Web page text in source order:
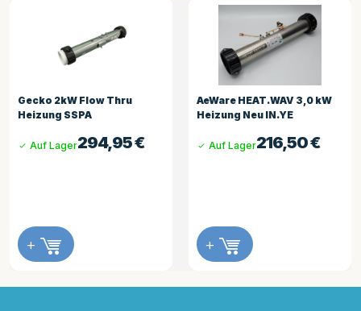
Gecko 2kW Flow Thru
Heizung SSPA
294,95€
Auf Lager
+
AeWare HEAT.WAV 3,0 kW
Heizung Neu IN.YE
216,50€
Auf Lager
+